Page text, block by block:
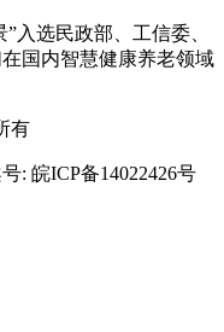
入选民政部、工信委、
国内智慧健康养老领域
有
: 皖ICP备14022426号